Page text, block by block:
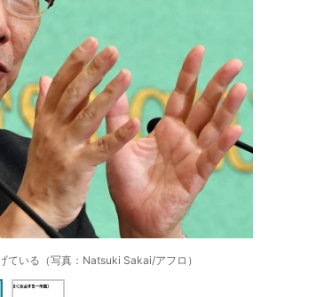
ている（写真：Natsuki Sakai/アフロ）